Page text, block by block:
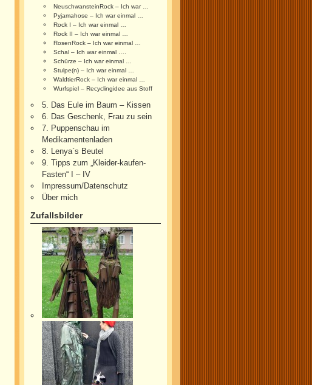
NeuschwansteinRock – Ich war …
Pyjamahose – Ich war einmal …
Rock I – Ich war einmal …
Rock II – Ich war einmal …
RosenRock – Ich war einmal …
Schal – Ich war einmal ….
Schürze – Ich war einmal …
Stulpe(n) – Ich war einmal …
WaldtierRock – Ich war einmal …
Wurfspiel – Recyclingidee aus Stoff
5. Das Eule im Baum – Kissen
6. Das Geschenk, Frau zu sein
7. Puppenschau im
Medikamentenladen
8. Lenya`s Beutel
9. Tipps zum „Kleider-kaufen-
Fasten“ I – IV
Impressum/Datenschutz
Über mich
Zufallsbilder